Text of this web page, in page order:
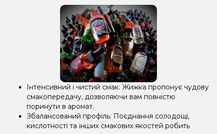
Інтенсивний і чистий смак: Жижка пропонує чудову
смакопередачу, дозволяючи вам повністю
поринути в аромат.
Збалансований профіль: Поєднання солодощі,
кислотності та інших смакових якостей робить